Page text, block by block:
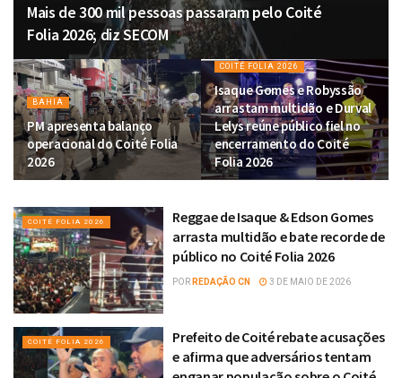
Mais de 300 mil pessoas passaram pelo Coité
Folia 2026; diz SECOM
BAHIA
PM apresenta balanço
operacional do Coité Folia
2026
COITÉ FOLIA 2026
Isaque Gomes e Robyssão
arrastam multidão e Durval
Lelys reúne público fiel no
encerramento do Coité
Folia 2026
COITÉ FOLIA 2026
Reggae de Isaque & Edson Gomes
arrasta multidão e bate recorde de
público no Coité Folia 2026
POR REDAÇÃO CN 3 DE MAIO DE 2026
COITÉ FOLIA 2026
Prefeito de Coité rebate acusações
e afirma que adversários tentam